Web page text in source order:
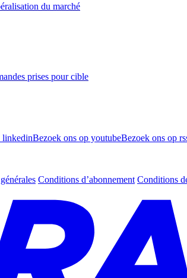
du marché
prises pour cible
linkedinBezoek ons op youtubeBezoek ons op
Conditions d’abonnement Conditions